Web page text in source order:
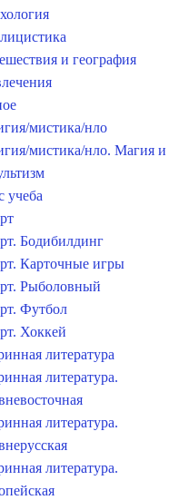
и география
мистика/нло
мистика/нло. Магия и
учеба
Бодибилдинг
Карточные игры
Рыболовный
Футбол
Хоккей
литература
литература.
литература.
литература.